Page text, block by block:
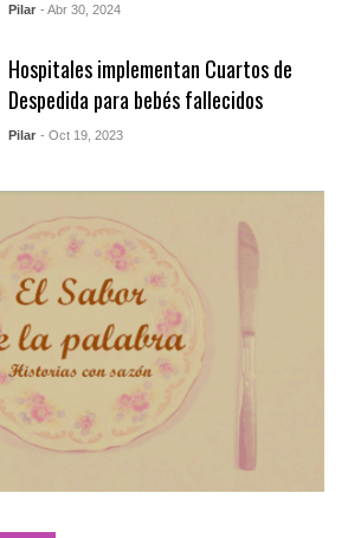
Pilar - Abr 30, 2024
Hospitales implementan Cuartos de
Despedida para bebés fallecidos
Pilar - Oct 19, 2023